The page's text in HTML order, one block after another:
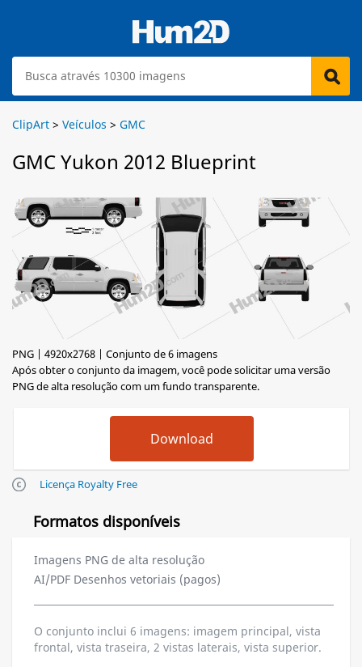
ClipArt > Veículos > GMC
GMC Yukon 2012 Blueprint
PNG | 4920x2768 | Conjunto de 6 imagens
Após obter o conjunto da imagem, você pode solicitar uma versão
PNG de alta resolução com um fundo transparente.
Licença Royalty Free
Formatos disponíveis
Imagens PNG de alta resolução
AI/PDF Desenhos vetoriais (pagos)
O conjunto inclui 6 imagens: imagem principal, vista
frontal, vista traseira, 2 vistas laterais, vista superior.